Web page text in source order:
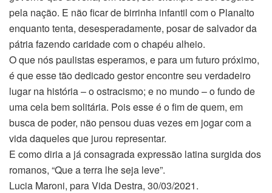
pela nação. E não ficar de birrinha infantil com o Planalto
enquanto tenta, desesperadamente, posar de salvador da
pátria fazendo caridade com o chapéu alheio.
O que nós paulistas esperamos, e para um futuro próximo,
é que esse tão dedicado gestor encontre seu verdadeiro
lugar na história – o ostracismo; e no mundo – o fundo de
uma cela bem solitária. Pois esse é o fim de quem, em
busca de poder, não pensou duas vezes em jogar com a
vida daqueles que jurou representar.
E como diria a já consagrada expressão latina surgida dos
romanos, “Que a terra lhe seja leve”.
Lucia Maroni, para Vida Destra, 30/03/2021.